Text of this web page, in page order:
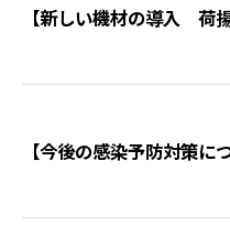
【新しい機材の導入 荷揚
【今後の感染予防対策に